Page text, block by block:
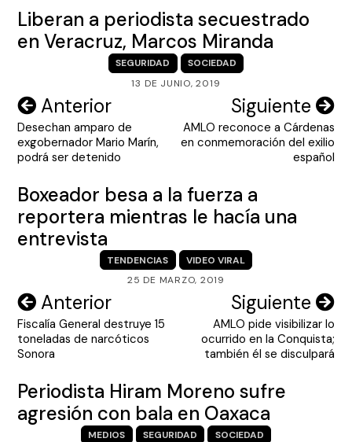
Liberan a periodista secuestrado
en Veracruz, Marcos Miranda
SEGURIDAD
SOCIEDAD
13 DE JUNIO, 2019
Navegación
de
entradas
Anterior
Desechan amparo de
exgobernador Mario Marín,
podrá ser detenido
Siguiente
AMLO reconoce a Cárdenas
en conmemoración del exilio
español
Boxeador besa a la fuerza a
reportera mientras le hacía una
entrevista
TENDENCIAS
VIDEO VIRAL
25 DE MARZO, 2019
Navegación
de
entradas
Anterior
Fiscalía General destruye 15
toneladas de narcóticos
Sonora
Siguiente
AMLO pide visibilizar lo
ocurrido en la Conquista;
también él se disculpará
Periodista Hiram Moreno sufre
agresión con bala en Oaxaca
MEDIOS SEGURIDAD
SOCIEDAD